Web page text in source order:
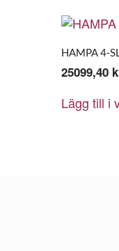
HAMPA 4-
25099,40
Lägg till i